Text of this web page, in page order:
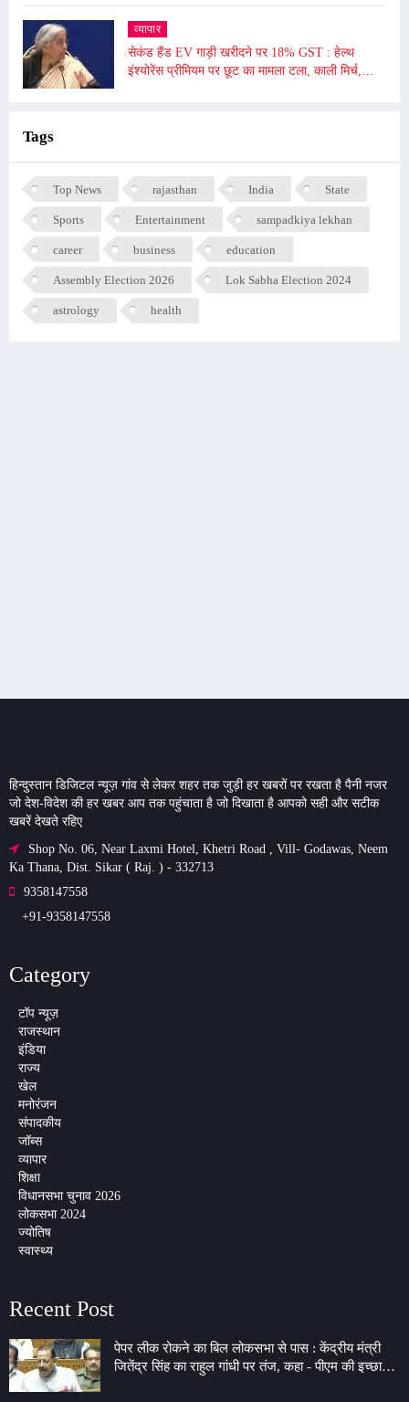
व्यापार
सेकंड हैंड EV गाड़ी खरीदने पर 18% GST : हेल्थ
इंश्योरेंस प्रीमियम पर छूट का मामला टला, काली मिर्च,
Tags
Top News rajasthan India State
Sports Entertainment sampadkiya lekhan
career business education
Assembly Election 2026 Lok Sabha Election 2024
astrology health
हिन्दुस्तान डिजिटल न्यूज़ गांव से लेकर शहर तक जुड़ी हर खबरों पर रखता है पैनी नजर
जो देश-विदेश की हर खबर आप तक पहुंचाता है जो दिखाता है आपको सही और सटीक
खबरें देखते रहिए
Shop No. 06, Near Laxmi Hotel, Khetri Road , Vill- Godawas, Neem
Ka Thana, Dist. Sikar ( Raj. ) - 332713
9358147558
+91-9358147558
Category
टॉप न्यूज़
राजस्थान
इंडिया
राज्य
खेल
मनोरंजन
संपादकीय
जॉब्स
व्यापार
शिक्षा
विधानसभा चुनाव 2026
लोकसभा 2024
ज्योतिष
स्वास्थ्य
Recent Post
पेपर लीक रोकने का बिल लोकसभा से पास : केंद्रीय मंत्री
जितेंद्र सिंह का राहुल गांधी पर तंज, कहा - पीएम की इच्छा